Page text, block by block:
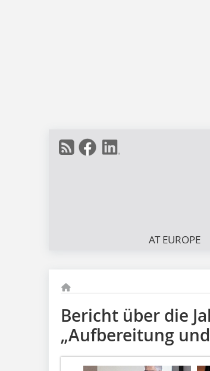
AT EUROPE
Bericht über die
„Aufbereitung